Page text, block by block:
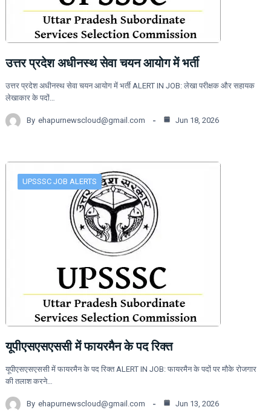
उत्तर प्रदेश अधीनस्थ सेवा चयन आयोग में भर्ती
उत्तर प्रदेश अधीनस्थ सेवा चयन आयोग में भर्ती ALERT IN JOB: लेखा परीक्षक और सहायक
लेखाकार के पदों…
By ehapurnewscloud@gmail.com Jun 18, 2026
UPSSSC JOB ALERTS
यूपीएसएसएससी में फायरमैन के पद रिक्त
यूपीएसएसएससी में फायरमैन के पद रिक्त ALERT IN JOB: फायरमैन के पदों पर मौके रोजगार
की तलाश करने…
By ehapurnewscloud@gmail.com Jun 13, 2026